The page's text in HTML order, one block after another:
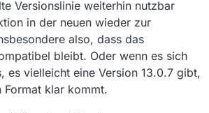
Versionslinie weiterhin nutzbar
in der neuen wieder zur
also, dass das
bleibt. Oder wenn es sich
es vielleicht eine Version 13.0.7 gibt,
Format klar kommt.